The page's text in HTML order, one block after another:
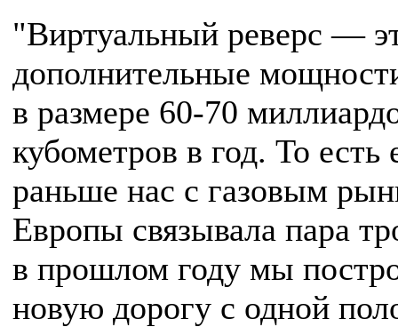
"Виртуальный реверс —
дополнительные
в размере 60-70
кубометров в год. То есть
раньше нас с газовым
Европы связывала пара
в прошлом году мы
новую дорогу с одной